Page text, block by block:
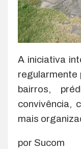
A iniciativa
regularmente
bairros,
convivência,
mais
por Sucom